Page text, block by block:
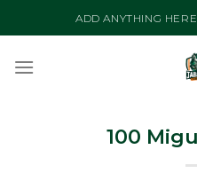
to
ADD ANYTHING
100